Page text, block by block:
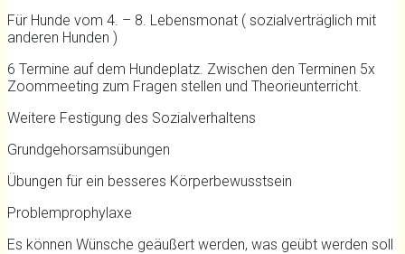
Für Hunde vom 4. – 8. Lebensmonat ( sozialverträglich mit
anderen Hunden )
6 Termine auf dem Hundeplatz. Zwischen den Terminen 5x
Zoommeeting zum Fragen stellen und Theorieunterricht.
Weitere Festigung des Sozialverhaltens
Grundgehorsamsübungen
Übungen für ein besseres Körperbewusstsein
Problemprophylaxe
Es können Wünsche geäußert werden, was geübt werden soll